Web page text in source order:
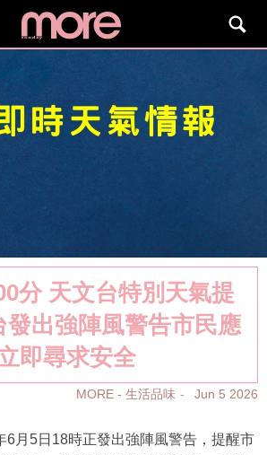
分 天文台特別天氣提
發出強陣風警告市民應
即尋求安全
MORE - 生活品味 Jun 5 2026
6月5日18時正發出強陣風警告，提醒市